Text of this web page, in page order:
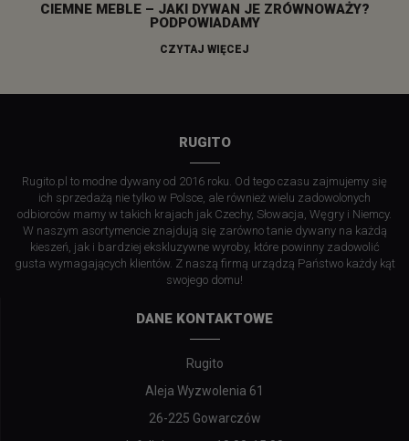
CIEMNE MEBLE – JAKI DYWAN JE ZRÓWNOWAŻY?
PODPOWIADAMY
CZYTAJ WIĘCEJ
RUGITO
Rugito.pl to modne dywany od 2016 roku. Od tego czasu zajmujemy się
ich sprzedażą nie tylko w Polsce, ale również wielu zadowolonych
odbiorców mamy w takich krajach jak Czechy, Słowacja, Węgry i Niemcy.
W naszym asortymencie znajdują się zarówno tanie dywany na każdą
kieszeń, jak i bardziej ekskluzywne wyroby, które powinny zadowolić
gusta wymagających klientów. Z naszą firmą urządzą Państwo każdy kąt
swojego domu!
DANE KONTAKTOWE
Rugito
Aleja Wyzwolenia 61
26-225 Gowarczów